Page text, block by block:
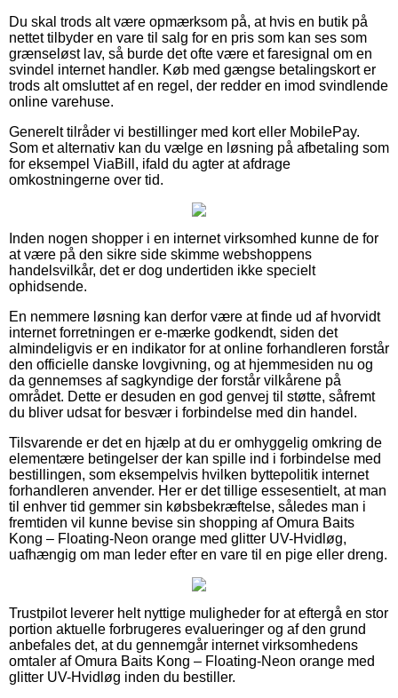
Du skal trods alt være opmærksom på, at hvis en butik på
nettet tilbyder en vare til salg for en pris som kan ses som
grænseløst lav, så burde det ofte være et faresignal om en
svindel internet handler. Køb med gængse betalingskort er
trods alt omsluttet af en regel, der redder en imod svindlende
online varehuse.
Generelt tilråder vi bestillinger med kort eller MobilePay.
Som et alternativ kan du vælge en løsning på afbetaling som
for eksempel ViaBill, ifald du agter at afdrage
omkostningerne over tid.
Inden nogen shopper i en internet virksomhed kunne de for
at være på den sikre side skimme webshoppens
handelsvilkår, det er dog undertiden ikke specielt
ophidsende.
En nemmere løsning kan derfor være at finde ud af hvorvidt
internet forretningen er e-mærke godkendt, siden det
almindeligvis er en indikator for at online forhandleren forstår
den officielle danske lovgivning, og at hjemmesiden nu og
da gennemses af sagkyndige der forstår vilkårene på
området. Dette er desuden en god genvej til støtte, såfremt
du bliver udsat for besvær i forbindelse med din handel.
Tilsvarende er det en hjælp at du er omhyggelig omkring de
elementære betingelser der kan spille ind i forbindelse med
bestillingen, som eksempelvis hvilken byttepolitik internet
forhandleren anvender. Her er det tillige essesentielt, at man
til enhver tid gemmer sin købsbekræftelse, således man i
fremtiden vil kunne bevise sin shopping af Omura Baits
Kong – Floating-Neon orange med glitter UV-Hvidløg,
uafhængig om man leder efter en vare til en pige eller dreng.
Trustpilot leverer helt nyttige muligheder for at eftergå en stor
portion aktuelle forbrugeres evalueringer og af den grund
anbefales det, at du gennemgår internet virksomhedens
omtaler af Omura Baits Kong – Floating-Neon orange med
glitter UV-Hvidløg inden du bestiller.